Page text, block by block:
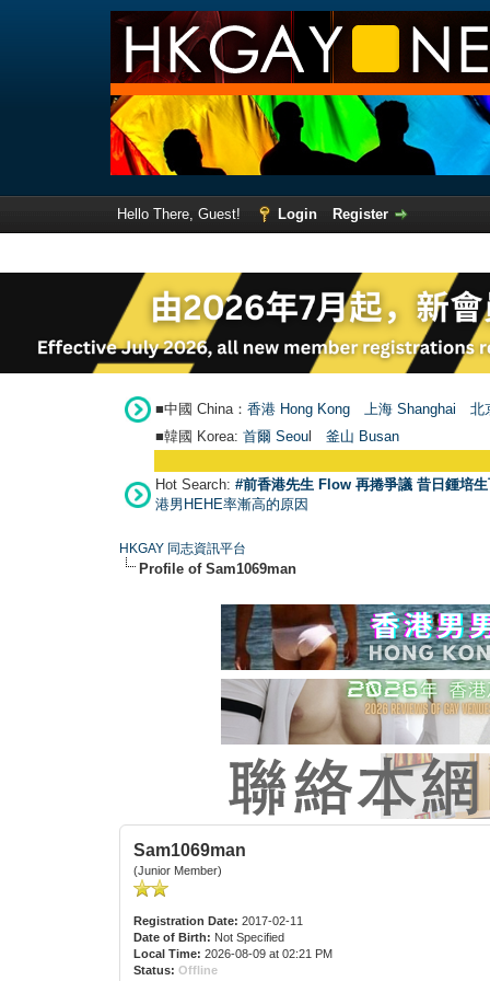
Hello There, Guest! Login Register
■中國 China： 香港 Hong Kong 上海 Shanghai
北
■韓國 Korea: 首爾 Seou 釜山 Busan
Hot Search: #前香港先生 Flow 再捲爭議 昔日鍾培
港男HEHE率漸高的原因
HKGAY 同志資訊平台
Profile of Sam1069man
Sam1069man
(Junior Member)
Registration Date: 2017-02-11
Date of Birth: Not Specified
Local Time: 2026-08-09 at 02:21 PM
Status: Offline